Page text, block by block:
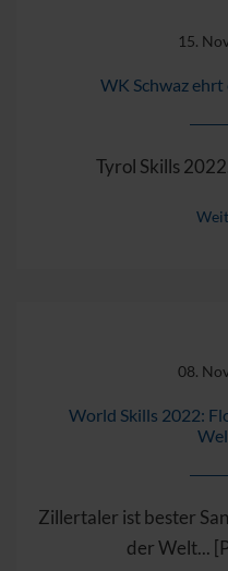
15.
WK Schwaz
Tyrol Skills
08.
World Skills 2022:
Zillertaler ist bester
der Welt...